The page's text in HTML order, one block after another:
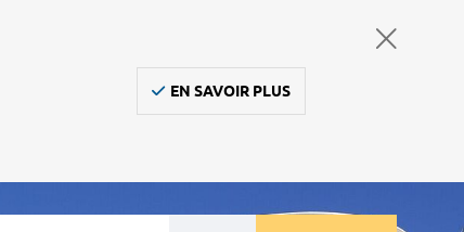
EN SAVOIR PLUS